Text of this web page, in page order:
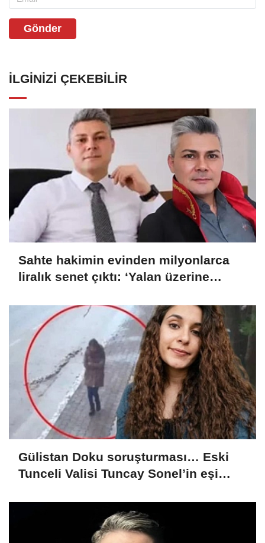
Gönder
İLGINIZI ÇEKEBILIR
Sahte hakimin evinden milyonlarca
liralık senet çıktı: ‘Yalan üzerine
Gülistan Doku soruşturması… Eski
Tunceli Valisi Tuncay Sonel’in eşi